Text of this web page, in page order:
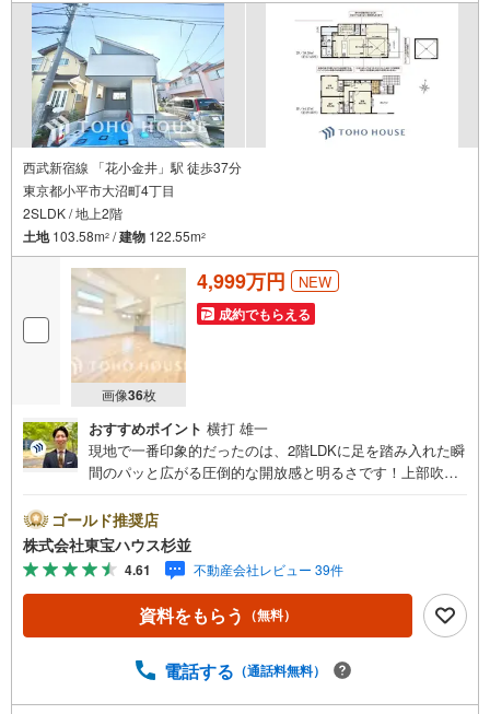
西武新宿線 「花小金井」駅 徒歩37分
東京都小平市大沼町4丁目
2SLDK / 地上2階
土地103.58m2 /建物 122.55m2
画像36枚
4,999万円 NEW
成約でもらえる
おすすめポイント 横打 雄一
現地で一番印象的だったのは、2階LDKに足を踏み入れた瞬
間のパッと広がる圧倒的な開放感と明るさです！上部吹き
及ぶ大空間は家族みんなが自然と集まりたくなる場所にな
っています。足元からやさしく温めるポカポカ床暖房も付
いていて、冬場も快適に過ごせそうですね。前面道路はゆ
とりのある幅員約6m公道なのでお車の駐車もとってもラク
ラク。ヤオコーまで徒歩約7分とお買い物も便利で、毎日の
暮らしがワクワクするような魅力が詰まった一戸建てで
ね！・未来を予測し人生設計から始まる「未来カレンダ
ゴールド推奨店
株式会社東宝ハウス杉並
4.61 不動産会社レビュー 39件
資料をもらう （無料）
電話する （通話料無料）